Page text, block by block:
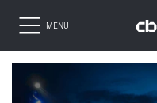
MENU